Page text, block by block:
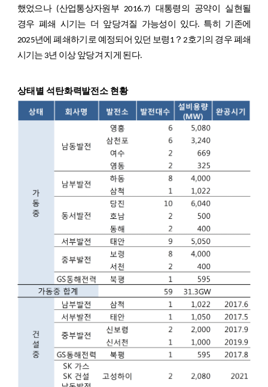
했었으나 (산업통상자원부 2016.7) 대통령의 공약이 실현될
경우 폐쇄 시기는 더 앞당겨질 가능성이 있다. 특히 기존에
2025년에 폐쇄하기로 예정되어 있던 보령1？2호기의 경우 폐쇄
시기는 3년 이상 앞당겨 지게 된다.
상태별 석탄화력발전소 현황